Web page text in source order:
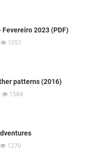
Fevereiro 2023 (PDF)
1051
patterns (2016)
1584
1270